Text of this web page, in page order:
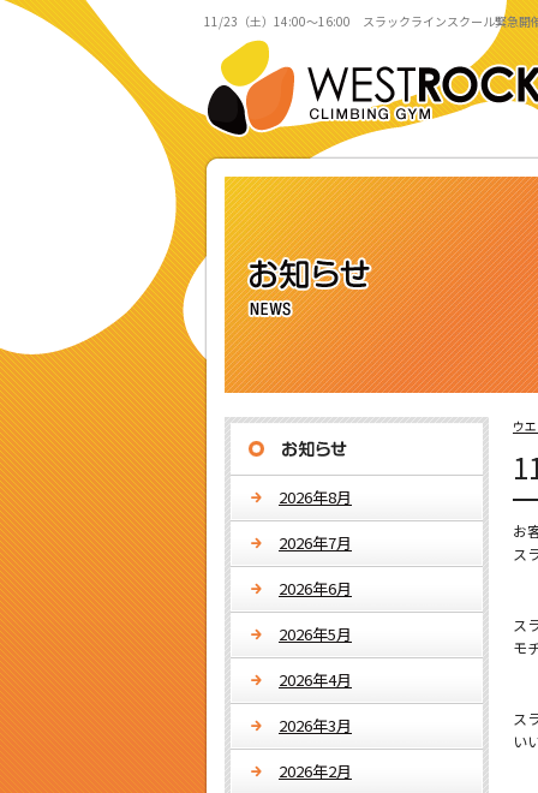
11/23（土）14:00〜16:00 スラックラインスクール緊急開
ウ
お
ス
ス
モ
ス
い
2026年8月
2026年7月
2026年6月
2026年5月
2026年4月
2026年3月
2026年2月